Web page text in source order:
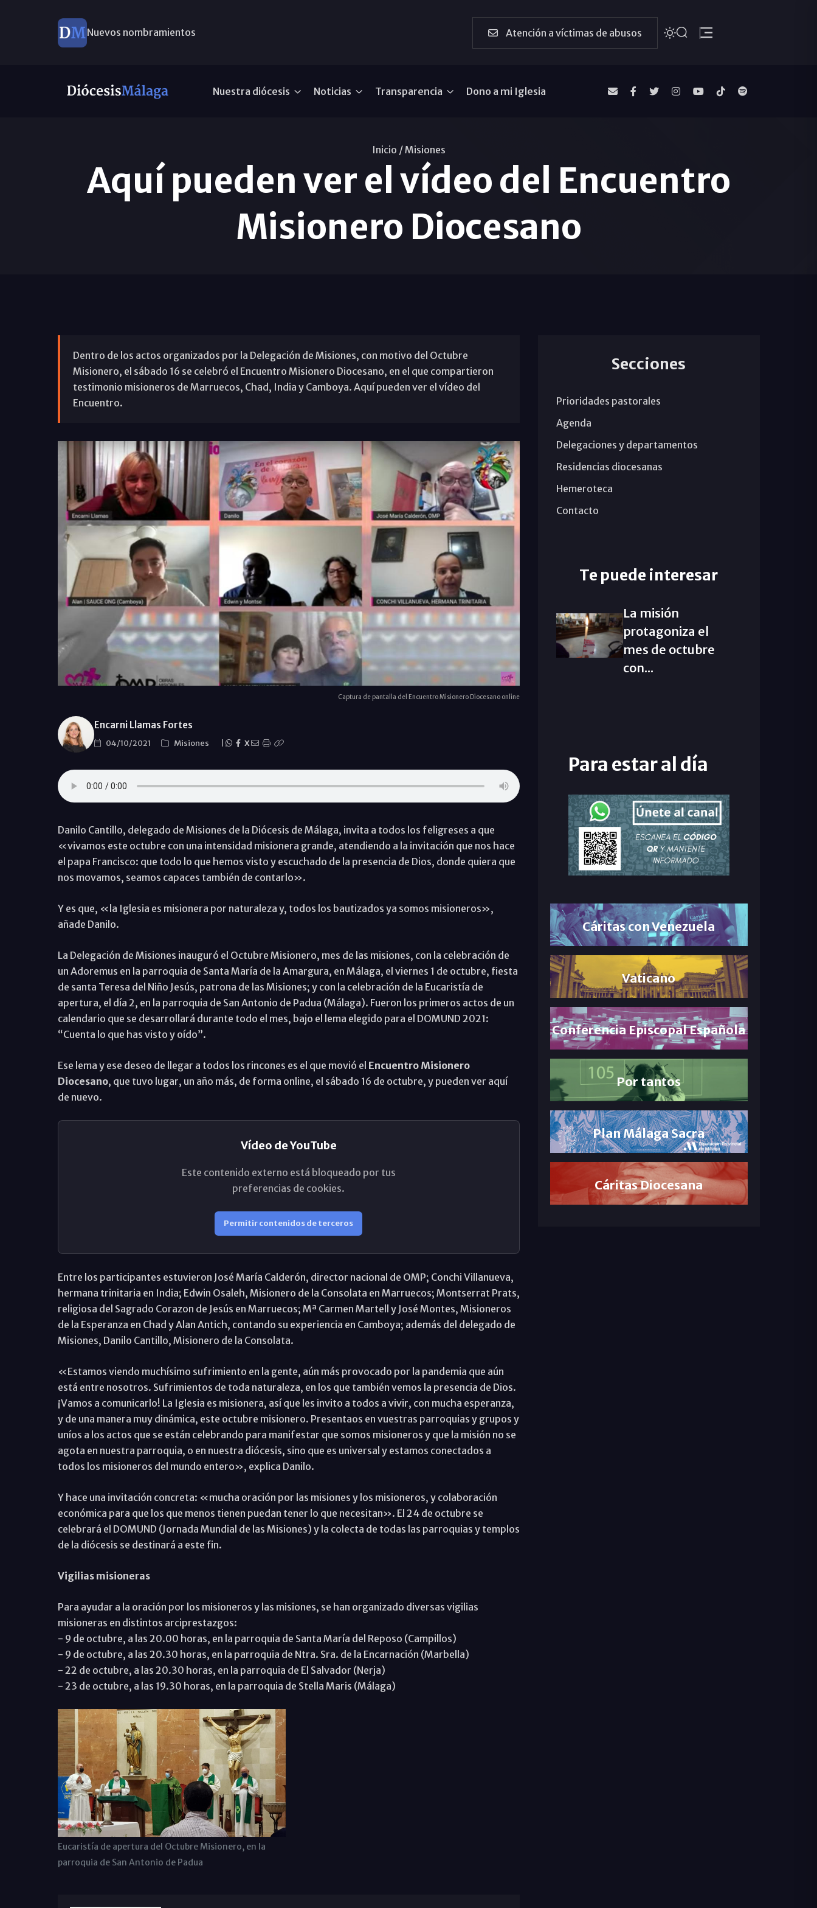
Nuevos nombramientos Atención a víctimas de abusos
Nuestra diócesis Noticias Transparencia Dono a mi Iglesia
Inicio /Misiones
Aquí pueden ver el vídeo del Encuentro
Misionero Diocesano
Dentro de los actos organizados por la Delegación de Misiones, con motivo del Octubre
Misionero, el sábado 16 se celebró el Encuentro Misionero Diocesano, en el que compartieron
testimonio misioneros de Marruecos, Chad, India y Camboya. Aquí pueden ver el vídeo del
Encuentro.
Captura de pantalla del Encuentro Misionero Diocesano online
Encarni Llamas Fortes
04/10/2021 Misiones X
Danilo Cantillo, delegado de Misiones de la Diócesis de Málaga, invita a todos los feligreses a que
«vivamos este octubre con una intensidad misionera grande, atendiendo a la invitación que nos hace
el papa Francisco: que todo lo que hemos visto y escuchado de la presencia de Dios, donde quiera que
nos movamos, seamos capaces también de contarlo».
Y es que, «la Iglesia es misionera por naturaleza y, todos los bautizados ya somos misioneros»,
añade Danilo.
La Delegación de Misiones inauguró el Octubre Misionero, mes de las misiones, con la celebración de
un Adoremus en la parroquia de Santa María de la Amargura, en Málaga, el viernes 1 de octubre, fiesta
de santa Teresa del Niño Jesús, patrona de las Misiones; y con la celebración de la Eucaristía de
apertura, el día 2, en la parroquia de San Antonio de Padua (Málaga). Fueron los primeros actos de un
calendario que se desarrollará durante todo el mes, bajo el lema elegido para el DOMUND 2021:
“Cuenta lo que has visto y oído”.
Ese lema y ese deseo de llegar a todos los rincones es el que movió el Encuentro Misionero
Diocesano, que tuvo lugar, un año más, de forma online, el sábado 16 de octubre, y pueden ver aquí
de nuevo.
Vídeo de YouTube
Este contenido externo está bloqueado por tus
preferencias de cookies.
Permitir contenidos de terceros
Entre los participantes estuvieron José María Calderón, director nacional de OMP; Conchi Villanueva,
hermana trinitaria en India; Edwin Osaleh, Misionero de la Consolata en Marruecos; Montserrat Prats,
religiosa del Sagrado Corazon de Jesús en Marruecos; Mª Carmen Martell y José Montes, Misioneros
de la Esperanza en Chad y Alan Antich, contando su experiencia en Camboya; además del delegado de
Misiones, Danilo Cantillo, Misionero de la Consolata.
«Estamos viendo muchísimo sufrimiento en la gente, aún más provocado por la pandemia que aún
está entre nosotros. Sufrimientos de toda naturaleza, en los que también vemos la presencia de Dios.
¡Vamos a comunicarlo! La Iglesia es misionera, así que les invito a todos a vivir, con mucha esperanza,
y de una manera muy dinámica, este octubre misionero. Presentaos en vuestras parroquias y grupos y
uníos a los actos que se están celebrando para manifestar que somos misioneros y que la misión no se
agota en nuestra parroquia, o en nuestra diócesis, sino que es universal y estamos conectados a
todos los misioneros del mundo entero», explica Danilo.
Y hace una invitación concreta: «mucha oración por las misiones y los misioneros, y colaboración
económica para que los que menos tienen puedan tener lo que necesitan». El 24 de octubre se
celebrará el DOMUND (Jornada Mundial de las Misiones) y la colecta de todas las parroquias y templos
de la diócesis se destinará a este fin.
Vigilias misioneras
Para ayudar a la oración por los misioneros y las misiones, se han organizado diversas vigilias
misioneras en distintos arciprestazgos:
- 9 de octubre, a las 20.00 horas, en la parroquia de Santa María del Reposo (Campillos)
- 9 de octubre, a las 20.30 horas, en la parroquia de Ntra. Sra. de la Encarnación (Marbella)
- 22 de octubre, a las 20.30 horas, en la parroquia de El Salvador (Nerja)
- 23 de octubre, a las 19.30 horas, en la parroquia de Stella Maris (Málaga)
Eucaristía de apertura del Octubre Misionero, en la
parroquia de San Antonio de Padua
Secciones
Prioridades pastorales
Agenda
Delegaciones y departamentos
Residencias diocesanas
Hemeroteca
Contacto
Te puede interesar
La misión
protagoniza el
mes de octubre
con...
Para estar al día
Cáritas con Venezuela
Vaticano
Conferencia Episcopal Española
Por tantos
Plan Málaga Sacra
Cáritas Diocesana